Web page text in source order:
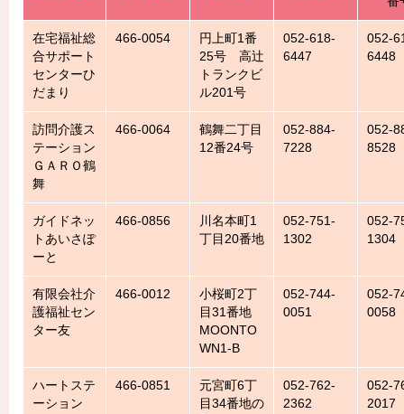
在宅福祉総
合サポート
センターひ
だまり
466-0054
円上町1番
25号 高辻
トランクビ
ル201号
052-618-
6447
052-
6448
訪問介護ス
テーション
ＧＡＲＯ鶴
舞
466-0064
鶴舞二丁目
12番24号
052-884-
7228
052-
8528
ガイドネッ
トあいさぽ
ーと
466-0856
川名本町1
丁目20番地
052-751-
1302
052-
1304
有限会社介
護福祉セン
ター友
466-0012
小桜町2丁
目31番地
MOONTO
WN1-B
052-744-
0051
052-
0058
ハートステ
ーション
466-0851
元宮町6丁
目34番地の
052-762-
2362
052-
2017